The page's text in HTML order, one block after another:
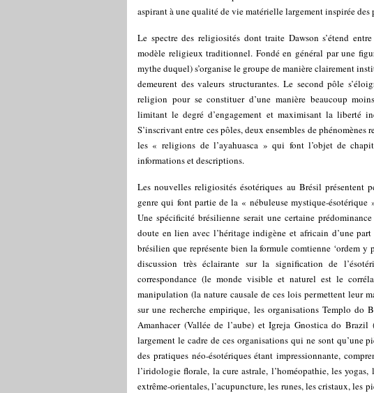
aspirant à une qualité de vie matérielle largement inspirée des
Le spectre des religiosités dont traite Dawson s’étend
modèle religieux traditionnel. Fondé en général par une
mythe duquel) s’organise le groupe de manière clairement
demeurent des valeurs structurantes. Le second pôle
religion pour se constituer d’une manière beaucoup
limitant le degré d’engagement et maximisant la liberté
S’inscrivant entre ces pôles, deux ensembles de
les « religions de l’ayahuasca » qui font l’objet de
informations et descriptions.
Les nouvelles religiosités ésotériques au Brésil présentent
genre qui font partie de la « nébuleuse mystique-ésotérique
Une spécificité brésilienne serait une certaine
doute en lien avec l’héritage indigène et africain d’une
brésilien que représente bien la formule comtienne ‘ordem y
discussion très éclairante sur la signification de
correspondance (le monde visible et naturel est le
manipulation (la nature causale de ces lois permettent leur
sur une recherche empirique, les organisations Templo do
Amanhacer (Vallée de l’aube) et Igreja Gnostica do
largement le cadre de ces organisations qui ne sont qu’une
des pratiques néo-ésotériques étant impressionnante,
l’iridologie florale, la cure astrale, l’homéopathie, les
extrême-orientales, l’acupuncture, les runes, les cristaux, les